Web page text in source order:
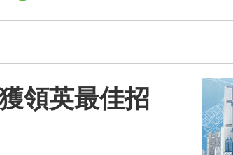
領英最佳招